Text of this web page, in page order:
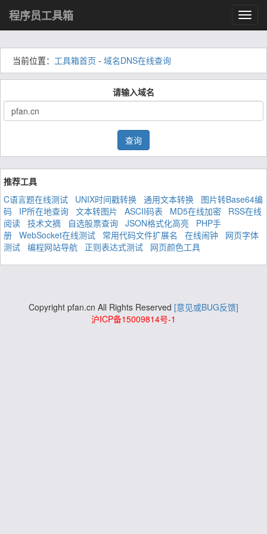
程序员工具箱
当前位置： 工具箱首页 - 域名DNS在线查询
请输入域名
查询
推荐工具
C语言题在线测试
UNIX时间戳转换 通用文本转换
图片转Base64编
码
IP所在地查询 文本转图片 ASCII码表 MD5在线加密
RSS在线
阅读 技术文摘 自选股票查询 JSON格式化高亮
PHP手
册 WebSocket在线测试 常用代码文件扩展名 在线闹钟
网页字体
测试 编程网站导航 正则表达式测试 网页颜色工具
Copyright pfan.cn All Rights Reserved [意见或BUG反馈]
沪ICP备15009814号-1